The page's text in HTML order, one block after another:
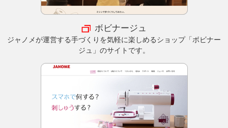
ボビナージュ
ジャノメが運営する手づくりを気軽に楽しめるショップ「ボビナー
ジュ」のサイトです。